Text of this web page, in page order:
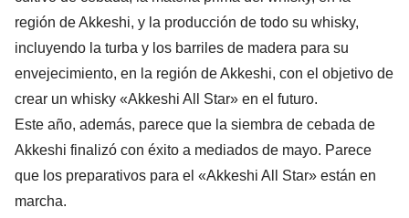
región de Akkeshi, y la producción de todo su whisky,
incluyendo la turba y los barriles de madera para su
envejecimiento, en la región de Akkeshi, con el objetivo de
crear un whisky «Akkeshi All Star» en el futuro.
Este año, además, parece que la siembra de cebada de
Akkeshi finalizó con éxito a mediados de mayo. Parece
que los preparativos para el «Akkeshi All Star» están en
marcha.